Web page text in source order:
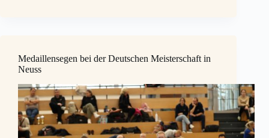
Medaillensegen bei der Deutschen Meisterschaft in
Neuss